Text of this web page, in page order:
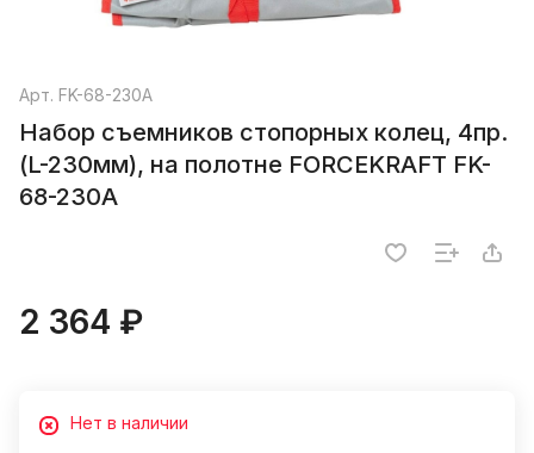
Арт. FK-68-230A
Набор съемников стопорных колец, 4пр.
(L-230мм), на полотне FORCEKRAFT FK-
68-230A
2 364 ₽
Нет в наличии